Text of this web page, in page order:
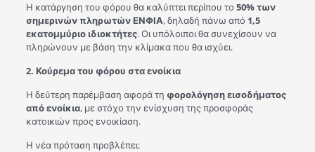
Η κατάργηση του φόρου θα καλύπτει περίπου το 50% των
σημερινών πληρωτών ΕΝΦΙΑ, δηλαδή πάνω από 1,5
εκατομμύριο ιδιοκτήτες. Οι υπόλοιποι θα συνεχίσουν να
πληρώνουν με βάση την κλίμακα που θα ισχύει.
2. Κούρεμα του φόρου στα ενοίκια
Η δεύτερη παρέμβαση αφορά τη φορολόγηση εισοδήματος
από ενοίκια, με στόχο την ενίσχυση της προσφοράς
κατοικιών προς ενοικίαση.
Η νέα πρόταση προβλέπει: